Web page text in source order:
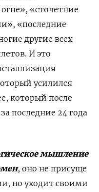
«столетние
«последние
другие всех
И это
усилился
который после
последние 24 года
мышление
, оно не присуще
но уходит своими